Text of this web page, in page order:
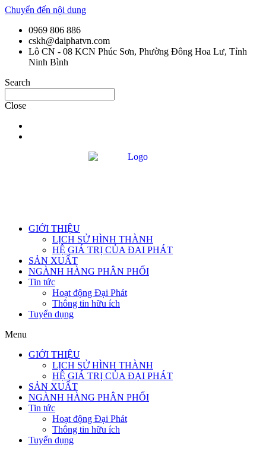
Chuyển đến nội dung
0969 806 886
cskh@daiphatvn.com
Lô CN - 08 KCN Phúc Sơn, Phường Đông Hoa Lư, Tỉnh
Ninh Bình
Search
Close
GIỚI THIỆU
LỊCH SỬ HÌNH THÀNH
HỆ GIÁ TRỊ CỦA ĐẠI PHÁT
SẢN XUẤT
NGÀNH HÀNG PHÂN PHỐI
Tin tức
Hoạt động Đại Phát
Thông tin hữu ích
Tuyển dụng
Menu
GIỚI THIỆU
LỊCH SỬ HÌNH THÀNH
HỆ GIÁ TRỊ CỦA ĐẠI PHÁT
SẢN XUẤT
NGÀNH HÀNG PHÂN PHỐI
Tin tức
Hoạt động Đại Phát
Thông tin hữu ích
Tuyển dụng